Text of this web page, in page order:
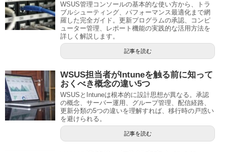
WSUS管理コンソールの基本的な使い方から、トラ
ブルシューティング、パフォーマンス最適化まで網
羅した完全ガイド。更新プログラムの承認、コンピ
ューター管理、レポート機能の実践的な活用方法を
詳しく解説します。
記事を読む
WSUS担当者がIntuneを触る前に知って
おくべき概念の違い5つ
WSUSとIntuneは根本的に設計思想が異なる。承認
の概念、サーバー運用、グループ管理、配信経路、
更新分類の5つの違いを理解すれば、移行時の戸惑い
を避けられる。
記事を読む